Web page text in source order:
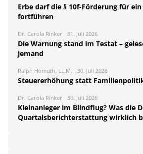
Erbe darf die § 10f-Förderung für
fortführen
Dr. Carola Rinker 31. Juli 2026
Die Warnung stand im Testat –
jemand
Ralph Homuth, LL.M. 30. Juli 2026
Steuererhöhung statt
Dr. Carola Rinker 30. Juli 2026
Kleinanleger im Blindflug? Was die
Quartalsberichterstattung wirklich